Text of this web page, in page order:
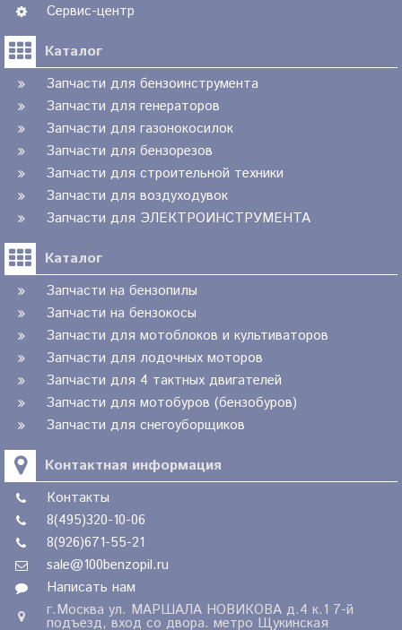
Сервис-центр
Каталог
Запчасти для бензоинструмента
Запчасти для генераторов
Запчасти для газонокосилок
Запчасти для бензорезов
Запчасти для строительной техники
Запчасти для воздуходувок
Запчасти для ЭЛЕКТРОИНСТРУМЕНТА
Каталог
Запчасти на бензопилы
Запчасти на бензокосы
Запчасти для мотоблоков и культиваторов
Запчасти для лодочных моторов
Запчасти для 4 тактных двигателей
Запчасти для мотобуров (бензобуров)
Запчасти для снегоуборщиков
Контактная информация
Контакты
8(495)320-10-06
8(926)671-55-21
sale@100benzopil.ru
Написать нам
г.Москва ул. МАРШАЛА НОВИКОВА д.4 к.1 7-й
подъезд, вход со двора. метро Щукинская